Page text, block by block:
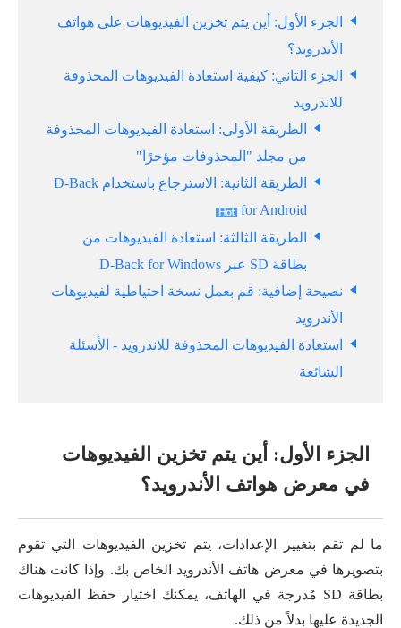
الجزء الأول: أين يتم تخزين الفيديوهات على هواتف
الأندرويد؟
الجزء الثاني: كيفية استعادة الفيديوهات المحذوفة
للاندرويد
الطريقة الأولى: استعادة الفيديوهات المحذوفة
من مجلد "المحذوفات مؤخرًا"
الطريقة الثانية: الاسترجاع باستخدام D-Back
for Android
الطريقة الثالثة: استعادة الفيديوهات من
بطاقة SD عبر D-Back for Windows
نصيحة إضافية: قم بعمل نسخة احتياطية لفيديوهات
الأندرويد
استعادة الفيديوهات المحذوفة للاندرويد - الأسئلة
الشائعة
الجزء الأول: أين يتم تخزين الفيديوهات
في معرض هواتف الأندرويد؟
ما لم تقم بتغيير الإعدادات، يتم تخزين الفيديوهات التي تقوم
بتصويرها في معرض هاتف الأندرويد الخاص بك. وإذا كانت هناك
بطاقة SD مُدرجة في الهاتف، يمكنك اختيار حفظ الفيديوهات
الجديدة عليها بدلاً من ذلك.